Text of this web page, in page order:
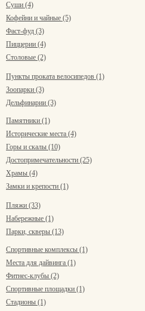
Суши (4)
Кофейни и чайные (5)
Фаст-фуд (3)
Пиццерии (4)
Столовые (2)
Пункты проката велосипедов (1)
Зоопарки (3)
Дельфинарии (3)
Памятники (1)
Исторические места (4)
Горы и скалы (10)
Достопримечательности (25)
Храмы (4)
Замки и крепости (1)
Пляжи (33)
Набережные (1)
Парки, скверы (13)
Спортивные комплексы (1)
Места для дайвинга (1)
Фитнес-клубы (2)
Спортивные площадки (1)
Стадионы (1)